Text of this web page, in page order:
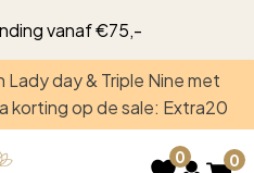
vanaf €75,-
day & Triple Nine met
korting op de sale: Extra20
0 0